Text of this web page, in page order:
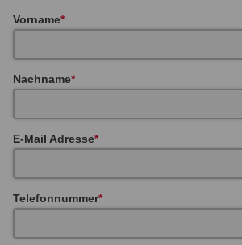
Vorname
Nachname
E-Mail Adresse
Telefonnummer